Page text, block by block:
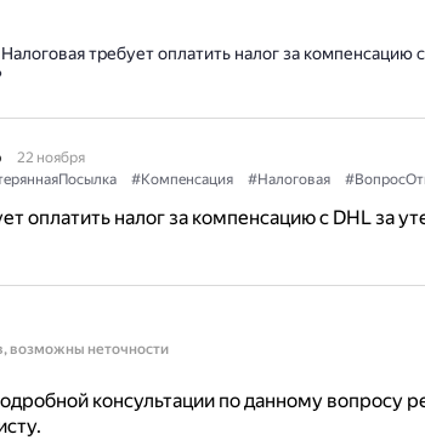
Налоговая требует оплатить налог за компенсацию
22 ноября
#Компенсация #Налоговая
оплатить налог за компенсацию с DHL за
возможны неточности
консультации по данному вопросу